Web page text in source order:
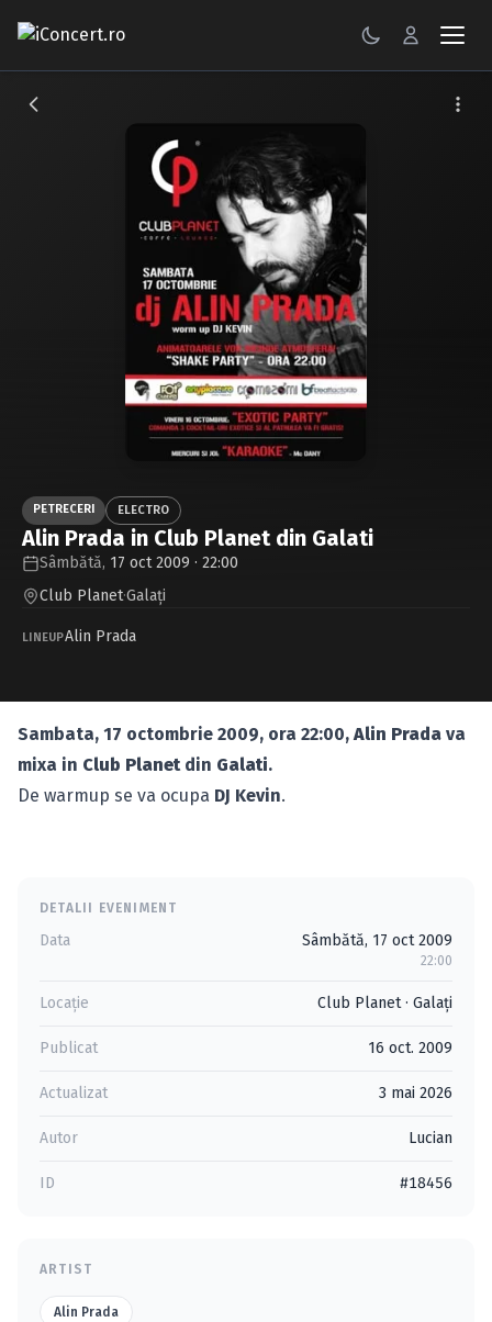
CONCERTE
Caută în site...
PETRECERI ELECTRO
Alin Prada in Club Planet din Galati
Sâmbătă, 17 oct 2009 · 22:00
Club Planet·Galaţi
LINEUPAlin Prada
Sambata, 17 octombrie 2009, ora 22:00,Alin Prada va
mixa in Club Planetdin Galati.
De warmup se va ocupa DJ Kevin.
DETALII EVENIMENT
Data Sâmbătă, 17 oct 2009
22:00
Locație Club Planet· Galaţi
Publicat 16 oct. 2009
Actualizat 3 mai 2026
Autor Lucian
ID #18456
ARTIST
Alin Prada